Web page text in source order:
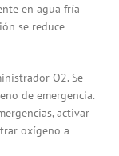
en agua fría
se reduce
O2. Se
de emergencia.
activar
oxígeno a